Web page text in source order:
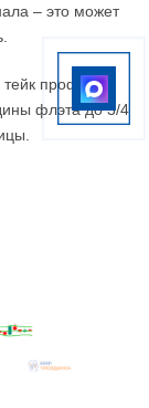
– это может
тейк профит
флэта до 3/4